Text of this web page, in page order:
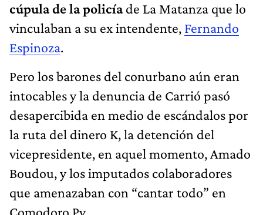
cúpula de la policíade La Matanza que lo
vinculaban a su ex intendente, Fernando
Espinoza.
Pero los barones del conurbano aún eran
intocables y la denuncia de Carrió pasó
desapercibida en medio de escándalos por
la ruta del dinero K, la detención del
vicepresidente, en aquel momento, Amado
Boudou, y los imputados colaboradores
que amenazaban con “cantar todo” en